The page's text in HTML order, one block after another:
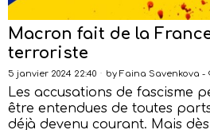
Macron fait de la
terroriste
5 janvier 2024 22:40 by Faina Savenkova
Les accusations de fascisme
être entendues de toutes
déjà devenu courant. Mais